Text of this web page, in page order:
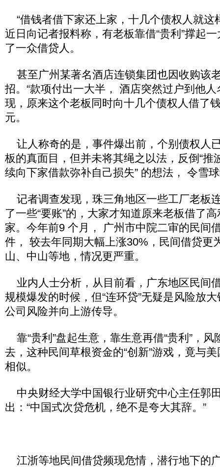
“借钱者借下家还上家，十几个债权人就这
近日向记者报料称，有老板靠借“贵利”撑起
了一众借贷人。
甚至广州某著名酒店连锁集团也因收购该
招。“款项付出一大半， 酒店突然过户到他
现，原来这个老板同时向十几个债权人借了
元。
让人称奇的是，事件爆出前，个别债权人
板的真面目，但并未将其绳之以法，反倒“推
续向下家借款弥补自己损失” 的想法， 令雪
记者调查发现，珠三角地区一些工厂老板
了一些“要账”的，大家才知道原来老板借了
家。今年前9 个月， 广州市中院二审的民间
件， 较去年同期大幅上涨30%，民间借贷更
山、中山等地，情况更严重。
业内人士分析，从目前看，广东地区民间
规模爆发的时候，但“连环贷”无疑是风险放
公司风险并向上游传导。
靠“贵利”盘起生意，靠生意再借“贵利”，风
去，这种民间草根资金的“创新”游戏，竟与
相似。
中央财经大学中国银行业研究中心主任郭
出：“中国式次贷危机，绝不是夸大其辞。”
江浙等地民间借贷频现危情，潜行地下的